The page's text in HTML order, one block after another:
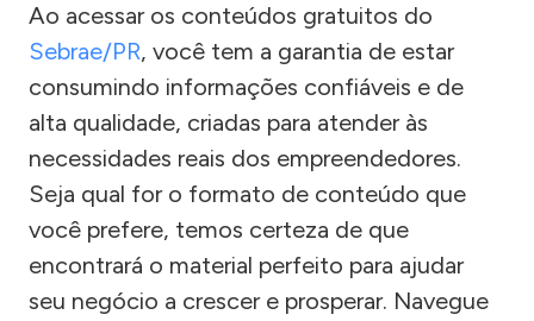
Ao acessar os conteúdos gratuitos do
Sebrae/PR, você tem a garantia de estar
consumindo informações confiáveis e de
alta qualidade, criadas para atender às
necessidades reais dos empreendedores.
Seja qual for o formato de conteúdo que
você prefere, temos certeza de que
encontrará o material perfeito para ajudar
seu negócio a crescer e prosperar. Navegue